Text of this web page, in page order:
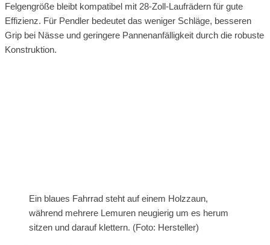
Felgengröße bleibt kompatibel mit 28-Zoll-Laufrädern für gute
Effizienz. Für Pendler bedeutet das weniger Schläge, besseren
Grip bei Nässe und geringere Pannenanfälligkeit durch die robuste
Konstruktion.
Ein blaues Fahrrad steht auf einem Holzzaun,
während mehrere Lemuren neugierig um es herum
sitzen und darauf klettern. (Foto: Hersteller)